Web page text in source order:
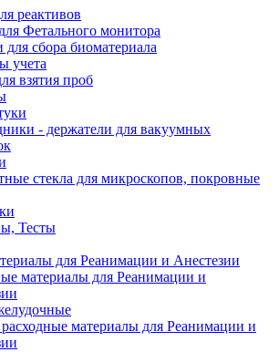
реактивов
Фетального монитора
для сбора биоматериала
учета
взятия проб
- держатели для вакуумных
стекла для микроскопов, покровные
Тесты
для Реанимации и Анестезии
материалы для Реанимации и
материалы для Реанимации и